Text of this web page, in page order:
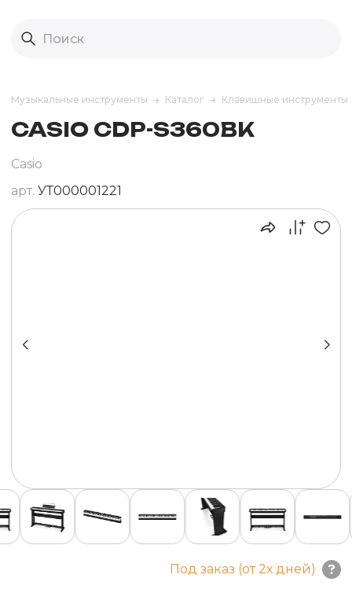
Музыкальные инструменты Каталог Клавишные инструменты
CASIO CDP-S360BK
Casio
арт. УТ000001221
Под заказ (от 2х дней)